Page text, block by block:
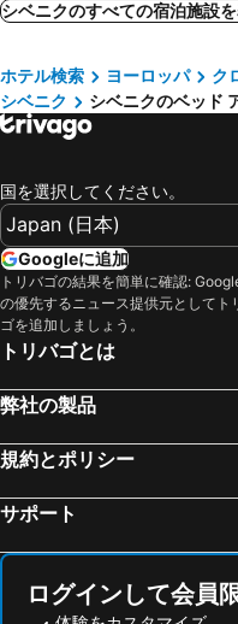
Marina, bed and
Benkovac, bed and
Vrlika, bed and breakfasts
Biskupija, bed and
シベニクのすべての宿泊施設
ホテル検索 ヨーロッパ ク
シベニク
シベニクのベッド
国を選択してください。
Googleに追加
トリバゴの結果を簡単に確認:
の優先するニュース提供元としてト
ゴを追加しましょう。
トリバゴとは
弊社の製品
規約とポリシー
サポート
ログインして会員